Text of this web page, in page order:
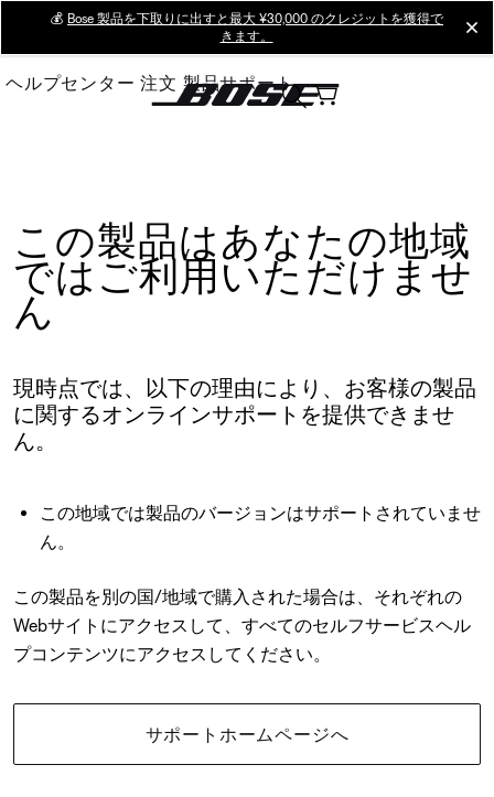
Main
💰 Bose 製品を下取りに出すと最大 ¥30,000 のクレジットを獲得で
きます。
ヘルプセンター 注文 製品サポート
この製品はあなたの地域
ではご利用いただけませ
ん
現時点では、以下の理由により、お客様の製品
に関するオンラインサポートを提供できませ
ん。
この地域では製品のバージョンはサポートされていませ
ん。
この製品を別の国/地域で購入された場合は、それぞれの
Webサイトにアクセスして、すべてのセルフサービスヘル
プコンテンツにアクセスしてください。
サポートホームページへ